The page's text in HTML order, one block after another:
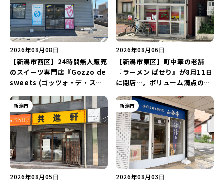
2026年08月08日
【新潟市西区】24時間無人販売
のスイーツ専門店『Gozzo de
sweets (ゴッツォ・デ・スイ
店…。一部商品は姉妹店で販売
継続！
2026年08月06日
【新潟市東区】町中華の老舗
『ラーメン ぱせり』が8月11日
に閉店…。ボリューム満点の名
新潟市
2026年08月05日
新潟市
2026年08月03日